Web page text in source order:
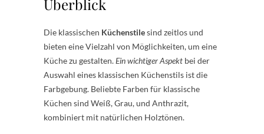
Überblick
Die klassischen Küchenstilesind zeitlos und
bieten eine Vielzahl von Möglichkeiten, um eine
Küche zu gestalten.Ein wichtiger Aspekt bei der
Auswahl eines klassischen Küchenstils ist die
Farbgebung. Beliebte Farben für klassische
Küchen sind Weiß, Grau, und Anthrazit,
kombiniert mit natürlichen Holztönen.